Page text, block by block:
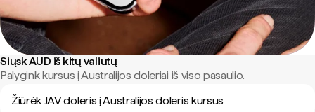
Siųsk AUD iš kitų valiutų
Palygink kursus į Australijos doleriai iš viso pasaulio.
Žiūrėk JAV doleris į Australijos doleris kursus